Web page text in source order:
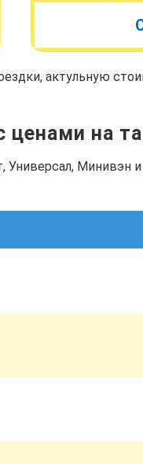
актульную
ценами на
Минивэн